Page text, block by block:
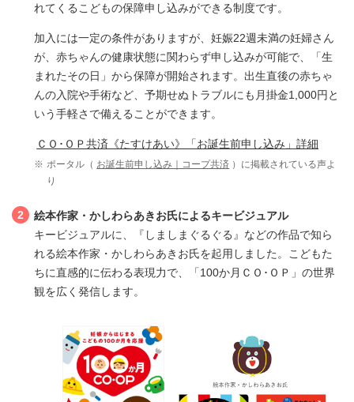
れてくるこどもの保障申し込みができる制度です。
加入には一定の条件がありますが、妊娠22週未満の妊婦さん
が、赤ちゃんの健康状態に関わらず申し込みが可能で、「生
まれたその日」から保障が開始されます。出生直後の赤ちゃ
んの入院や手術など、予期せぬトラブルにも月掛金1,000円と
いう手軽さで備えることができます。
ＣＯ･ＯＰ共済《たすけあい》「お誕生前申し込み」詳細
※ ポータル（ お誕生前申し込み｜コープ共済 ）に掲載されている声よ
り
2
絵本作家・かしわらあきお氏によるキービジュアル
キービジュアルに、『しましまぐるぐる』などの作品で知ら
れる絵本作家・かしわらあきお氏を起用しました。こどもた
ちに直感的に伝わる表現力で、「100か月ＣＯ･ＯＰ」の世界
観を広く発信します。